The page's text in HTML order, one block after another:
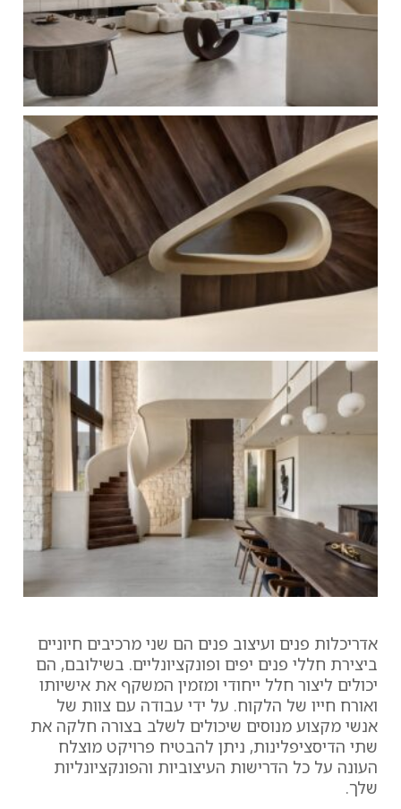
אדריכלות פנים ועיצוב פנים הם שני מרכיבים חיוניים
ביצירת חללי פנים יפים ופונקציונליים. בשילובם, הם
יכולים ליצור חלל ייחודי ומזמין המשקף את אישיותו
ואורח חייו של הלקוח. על ידי עבודה עם צוות של
אנשי מקצוע מנוסים שיכולים לשלב בצורה חלקה את
שתי הדיסציפלינות, ניתן להבטיח פרויקט מוצלח
העונה על כל הדרישות העיצוביות והפונקציונליות
שלך.